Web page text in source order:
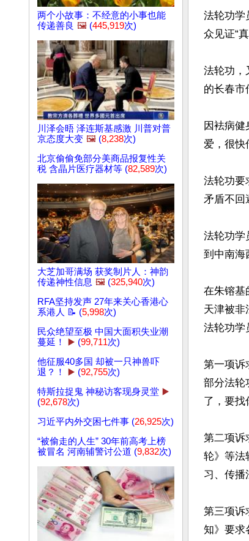
两个小故事：不经意的小事也能
传递善良 🖼️ (445,919次)
川泽会晤 泽连斯基感激 川普对普
京态度大变 🖼️ (8,238次)
北京偷偷免部分美商品报复性关
税 含晶片医疗器材等 (82,589次)
大芝加哥满场 获奖制片人：神韵
传递神性信息 🖼️ (325,940次)
RFA坚持发声 27年来关心香港心
系港人 📝 (5,998次)
民众绝望至极 中国大面积失业潮
蔓延！
▶️ (99,711次)
他征服40多国 却被一只神兽吓
退？！
▶️ (92,755次)
特斯拉捉鬼 神秘访客现身灵堂 ▶️
(92,678次)
习近平内外交困七件事 (26,925次)
“被偷走的人生” 30年前高考上榜
被冒名 河南辅警讨公道 (9,832次)
法轮功学
众见证“
法轮功，
的长春市
因袪病
爱，很快
法轮功要
矛盾不回
法轮功学
到中南海
在朱镕基
天津被非
法轮功学
第一项诉
部分法轮
了，要找
第二项诉
轮》等法
习、传播
第三项诉
知》要求